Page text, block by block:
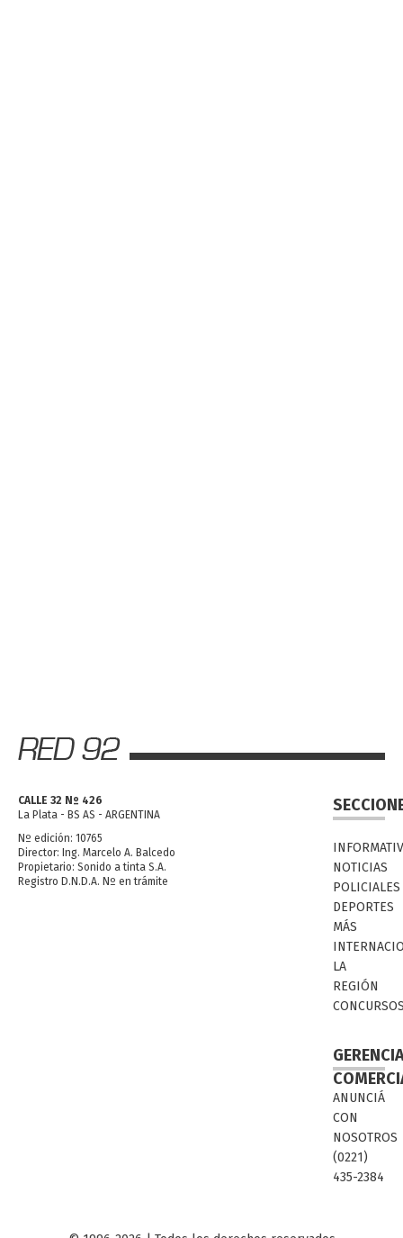
CALLE 32 Nº 426
La Plata - BS AS - ARGENTINA
Nº edición: 10765
Director: Ing. Marcelo A. Balcedo
Propietario: Sonido a tinta S.A.
Registro D.N.D.A. Nº en trámite
NOTICIAS
POLICIALES
DEPORTES
MÁS
LA
REGIÓN
ANUNCIÁ
CON
NOSOTROS
(0221)
435-2384